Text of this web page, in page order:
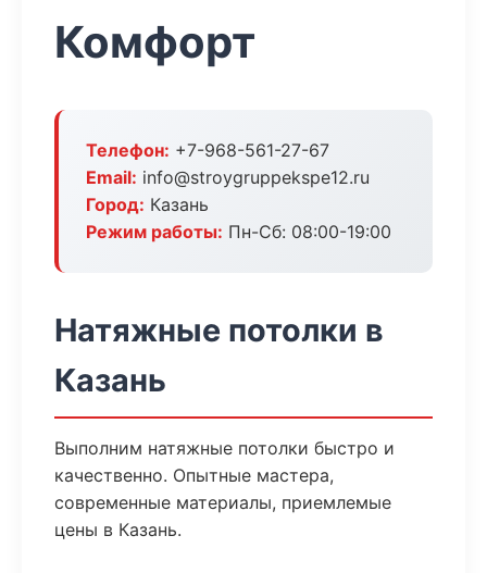
Комфорт
Телефон: +7-968-561-27-67
Email: info@stroygruppekspe12.ru
Город: Казань
Режим работы: Пн-Сб: 08:00-19:00
Натяжные потолки в
Казань
Выполним натяжные потолки быстро и
качественно. Опытные мастера,
современные материалы, приемлемые
цены в Казань.